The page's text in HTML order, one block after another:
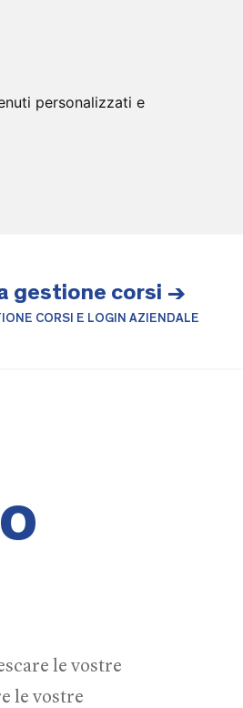
personalizzati e
gestione corsi →
CORSI E LOGIN AZIENDALE
le vostre
le vostre